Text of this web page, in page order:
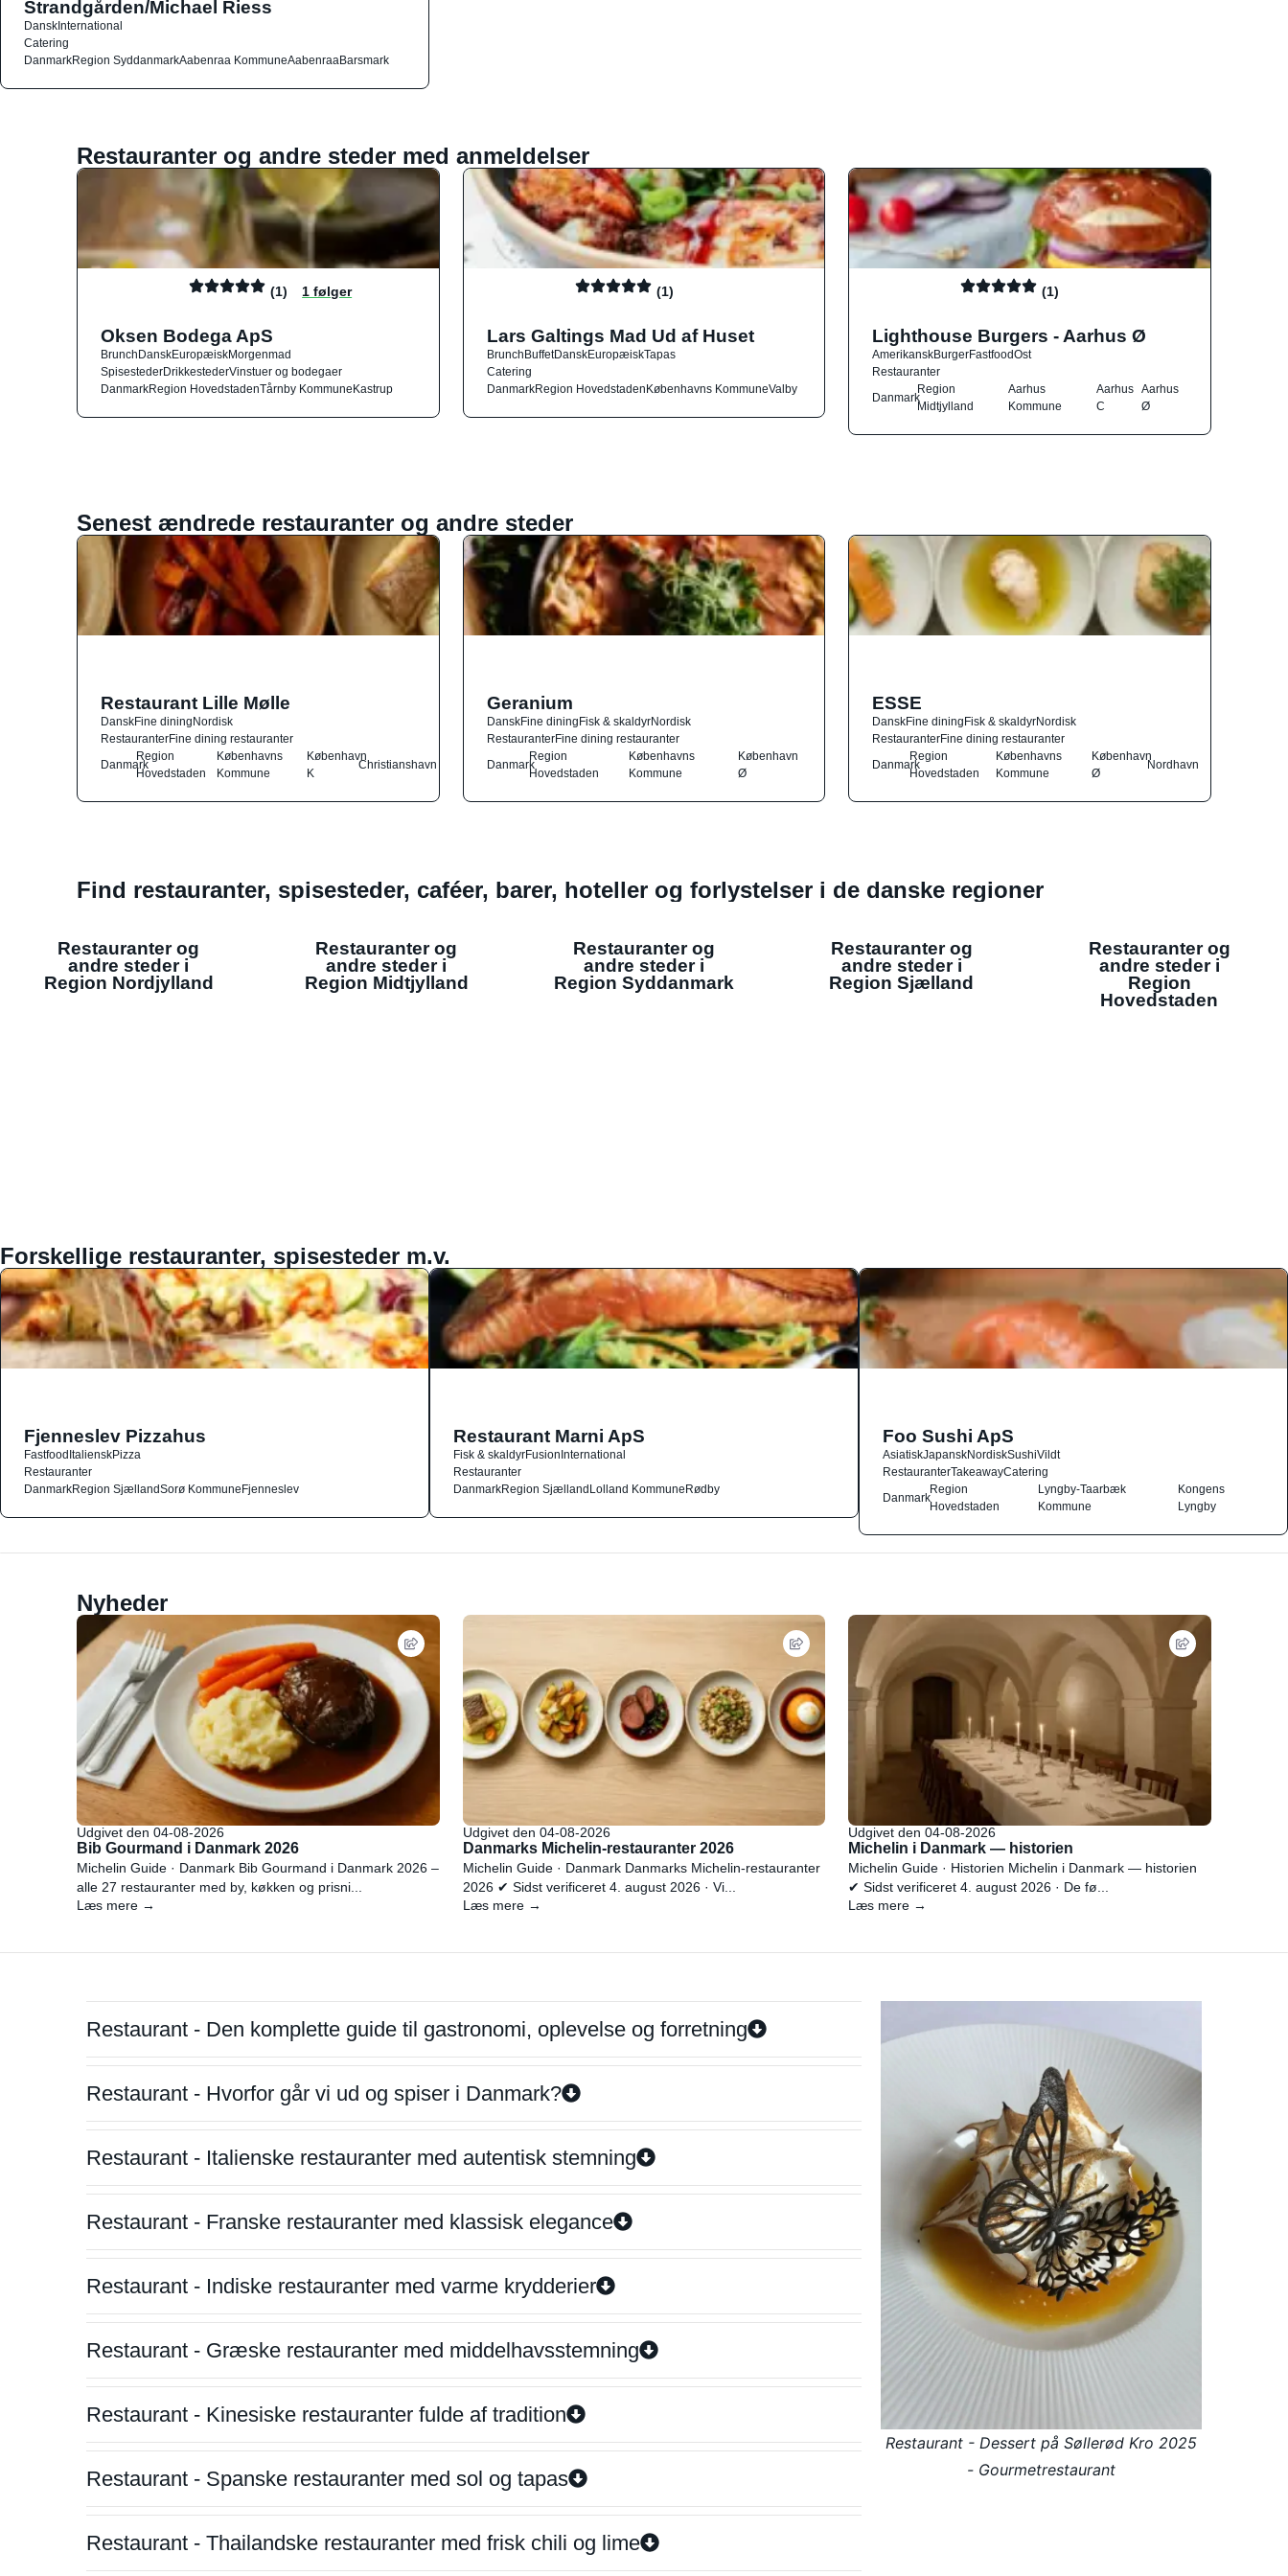
Strandgården/Michael Riess
DanskInternational
Catering
DanmarkRegion SyddanmarkAabenraa KommuneAabenraaBarsmark
Restauranter og andre steder med anmeldelser
(1) 1 følger
Oksen Bodega ApS
BrunchDanskEuropæiskMorgenmad
SpisestederDrikkestederVinstuer og bodegaer
DanmarkRegion HovedstadenTårnby KommuneKastrup
(1)
Lars Galtings Mad Ud af Huset
BrunchBuffetDanskEuropæiskTapas
Catering
DanmarkRegion HovedstadenKøbenhavns KommuneValby
(1)
Lighthouse Burgers - Aarhus Ø
AmerikanskBurgerFastfoodOst
Restauranter
Danmark
Region
Midtjylland
Aarhus
Kommune
Aarhus
C
Aarhus
Ø
Senest ændrede restauranter og andre steder
Restaurant Lille Mølle
DanskFine diningNordisk
RestauranterFine dining restauranter
Danmark
Region
Hovedstaden
Københavns
Kommune
København
K
Christianshavn
Geranium
DanskFine diningFisk & skaldyrNordisk
RestauranterFine dining restauranter
Danmark
Region
Hovedstaden
Københavns
Kommune
København
Ø
ESSE
DanskFine diningFisk & skaldyrNordisk
RestauranterFine dining restauranter
Danmark
Region
Hovedstaden
Københavns
Kommune
København
Ø
Nordhavn
Find restauranter, spisesteder, caféer, barer, hoteller og forlystelser i de danske regioner
Restauranter og
andre steder i
Region Nordjylland
Restauranter og
andre steder i
Region Midtjylland
Restauranter og
andre steder i
Region Syddanmark
Restauranter og
andre steder i
Region Sjælland
Restauranter og
andre steder i
Region
Hovedstaden
Forskellige restauranter, spisesteder m.v.
Fjenneslev Pizzahus
FastfoodItalienskPizza
Restauranter
DanmarkRegion SjællandSorø KommuneFjenneslev
Restaurant Marni ApS
Fisk & skaldyrFusionInternational
Restauranter
DanmarkRegion SjællandLolland KommuneRødby
Foo Sushi ApS
AsiatiskJapanskNordiskSushiVildt
RestauranterTakeawayCatering
Danmark
Region
Hovedstaden
Lyngby-Taarbæk
Kommune
Kongens
Lyngby
Nyheder
Udgivet den 04-08-2026
Bib Gourmand i Danmark 2026
Michelin Guide · Danmark Bib Gourmand i Danmark 2026 –
alle 27 restauranter med by, køkken og prisni...
Læs mere →
Udgivet den 04-08-2026
Danmarks Michelin-restauranter 2026
Michelin Guide · Danmark Danmarks Michelin-restauranter
2026 ✔ Sidst verificeret 4. august 2026 · Vi...
Læs mere →
Udgivet den 04-08-2026
Michelin i Danmark — historien
Michelin Guide · Historien Michelin i Danmark — historien
✔ Sidst verificeret 4. august 2026 · De fø...
Læs mere →
Restaurant - Den komplette guide til gastronomi, oplevelse og forretning
Restaurant - Hvorfor går vi ud og spiser i Danmark?
Restaurant - Italienske restauranter med autentisk stemning
Restaurant - Franske restauranter med klassisk elegance
Restaurant - Indiske restauranter med varme krydderier
Restaurant - Græske restauranter med middelhavsstemning
Restaurant - Kinesiske restauranter fulde af tradition
Restaurant - Spanske restauranter med sol og tapas
Restaurant - Thailandske restauranter med frisk chili og lime
Restaurant - Dessert på Søllerød Kro 2025
- Gourmetrestaurant